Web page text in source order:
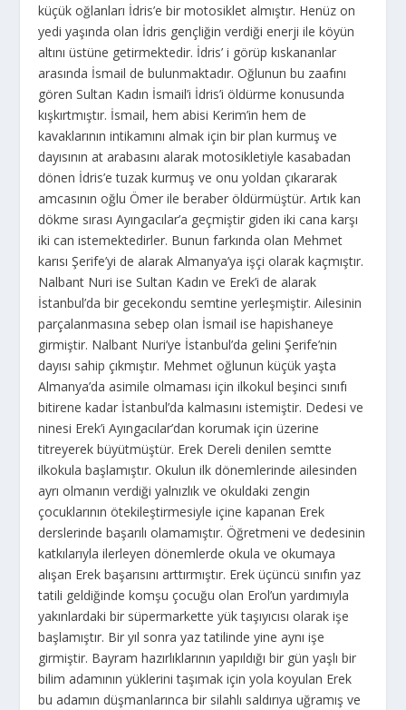
küçük oğlanları İdris’e bir motosiklet almıştır. Henüz on
yedi yaşında olan İdris gençliğin verdiği enerji ile köyün
altını üstüne getirmektedir. İdris’ i görüp kıskananlar
arasında İsmail de bulunmaktadır. Oğlunun bu zaafını
gören Sultan Kadın İsmail’i İdris’i öldürme konusunda
kışkırtmıştır. İsmail, hem abisi Kerim’in hem de
kavaklarının intikamını almak için bir plan kurmuş ve
dayısının at arabasını alarak motosikletiyle kasabadan
dönen İdris’e tuzak kurmuş ve onu yoldan çıkararak
amcasının oğlu Ömer ile beraber öldürmüştür. Artık kan
dökme sırası Ayıngacılar’a geçmiştir giden iki cana karşı
iki can istemektedirler. Bunun farkında olan Mehmet
karısı Şerife’yi de alarak Almanya’ya işçi olarak kaçmıştır.
Nalbant Nuri ise Sultan Kadın ve Erek’i de alarak
İstanbul’da bir gecekondu semtine yerleşmiştir. Ailesinin
parçalanmasına sebep olan İsmail ise hapishaneye
girmiştir. Nalbant Nuri’ye İstanbul’da gelini Şerife’nin
dayısı sahip çıkmıştır. Mehmet oğlunun küçük yaşta
Almanya’da asimile olmaması için ilkokul beşinci sınıfı
bitirene kadar İstanbul’da kalmasını istemiştir. Dedesi ve
ninesi Erek’i Ayıngacılar’dan korumak için üzerine
titreyerek büyütmüştür. Erek Dereli denilen semtte
ilkokula başlamıştır. Okulun ilk dönemlerinde ailesinden
ayrı olmanın verdiği yalnızlık ve okuldaki zengin
çocuklarının ötekileştirmesiyle içine kapanan Erek
derslerinde başarılı olamamıştır. Öğretmeni ve dedesinin
katkılarıyla ilerleyen dönemlerde okula ve okumaya
alışan Erek başarısını arttırmıştır. Erek üçüncü sınıfın yaz
tatili geldiğinde komşu çocuğu olan Erol’un yardımıyla
yakınlardaki bir süpermarkette yük taşıyıcısı olarak işe
başlamıştır. Bir yıl sonra yaz tatilinde yine aynı işe
girmiştir. Bayram hazırlıklarının yapıldığı bir gün yaşlı bir
bilim adamının yüklerini taşımak için yola koyulan Erek
bu adamın düşmanlarınca bir silahlı saldırıya uğramış ve